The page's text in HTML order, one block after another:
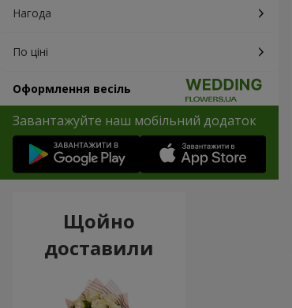
Нагода
По ціні
Оформлення весіль
Завантажуйте наш мобільний додаток
Щойно
доставили